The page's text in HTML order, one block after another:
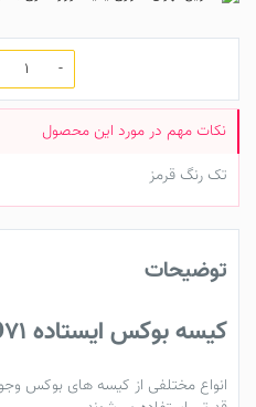
تک رنگ قرمز
توضیحات
کیسه بوکس ایستاده HJ-GO71
انواع مختلفی از کیسه ‌های بوکس